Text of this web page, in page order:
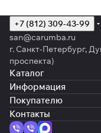
+7 (812) 309-43-99
san@carumba.ru
г. Санкт-Петербург,
проспекта)
Каталог
Информация
Покупателю
Контакты